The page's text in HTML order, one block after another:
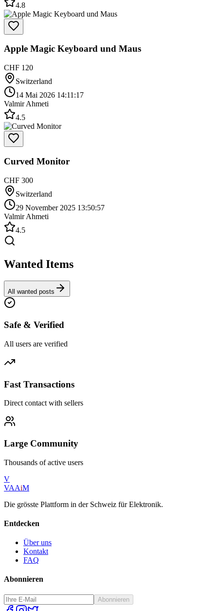
4.8
Apple Magic Keyboard und Maus
CHF 120
Switzerland
14 Mai 2026 14:11:17
Valmir Ahmeti
4.5
Curved Monitor
CHF 300
Switzerland
29 November 2025 13:50:57
Valmir Ahmeti
4.5
Wanted Items
All wanted posts
Safe & Verified
All users are verified
Fast Transactions
Direct contact with sellers
Large Community
Thousands of active users
V
VAAiM
Die grösste Plattform in der Schweiz für Elektronik.
Entdecken
Über uns
Kontakt
FAQ
Abonnieren
Abonnieren